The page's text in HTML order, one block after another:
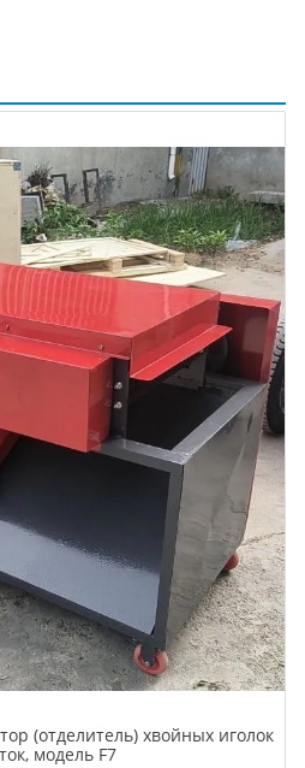
(отделитель) хвойных иголок
модель F7